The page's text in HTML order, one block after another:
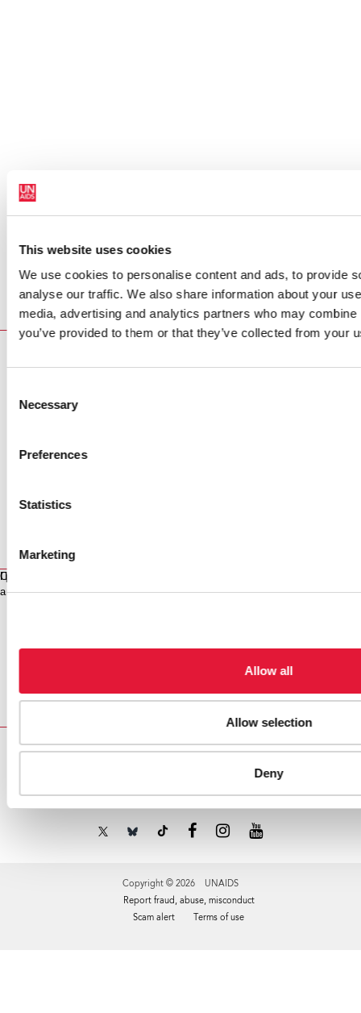
This website uses cookies
We use cookies to personalise content and ads, to provide
analyse our traffic. We also share information about your
media, advertising and analytics partners who may
you’ve provided to them or that they’ve collected from your
Selection
Necessary
Preferences
Statistics
Marketing
Allow all
Allow selection
Deny
ПУБЛИКАЦИИ
МУЛЬТИМЕДИА
Слайды с ключевыми эпидемиологическими данными
Графики к докладу
Получить видеоматериалы (в различных форматах, на
английском и французском языках)
доклада
Главная Ресурсы Campaigns Доклад ЮНЭЙДС
VACANCIES CONTACT UNAIDS
Copyright © 2026 UNAIDS
Report fraud, abuse, misconduct
Scam alert
Terms of use